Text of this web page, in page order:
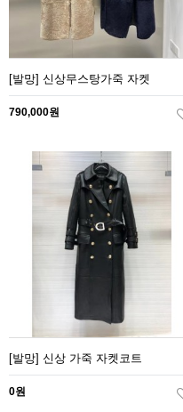
[발망] 신상무스탕가죽 자켓
790,000원
[발망] 신상 가죽 자켓코트
0원